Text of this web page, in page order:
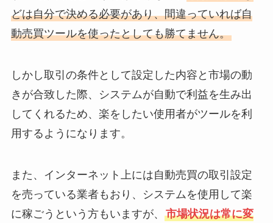
どは自分で決める必要があり、間違っていれば自
動売買ツールを使ったとしても勝てません。
しかし取引の条件として設定した内容と市場の動
きが合致した際、システムが自動で利益を生み出
してくれるため、楽をしたい使用者がツールを利
用するようになります。
また、インターネット上には自動売買の取引設定
を売っている業者もおり、システムを使用して楽
に稼ごうという方もいますが、 市場状況は常に変